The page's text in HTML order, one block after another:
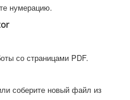
нумерацию.
со страницами PDF.
соберите новый файл из